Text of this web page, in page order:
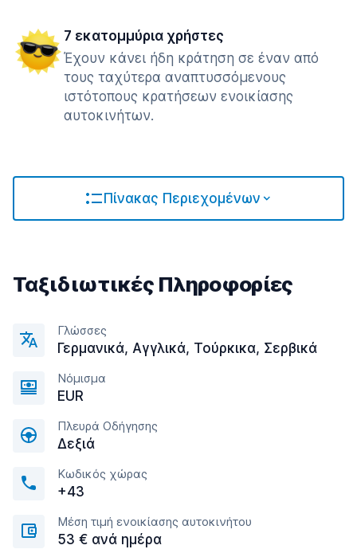
7 εκατομμύρια χρήστες
Έχουν κάνει ήδη κράτηση σε έναν από
τους ταχύτερα αναπτυσσόμενους
ιστότοπους κρατήσεων ενοικίασης
αυτοκινήτων.
Πίνακας Περιεχομένων
Ταξιδιωτικές Πληροφορίες
Γλώσσες
Γερμανικά, Αγγλικά, Τούρκικα, Σερβικά
Νόμισμα
EUR
Πλευρά Οδήγησης
Δεξιά
Κωδικός χώρας
+43
Μέση τιμή ενοικίασης αυτοκινήτου
53 € ανά ημέρα